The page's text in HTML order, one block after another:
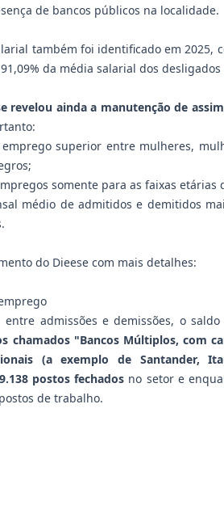
de bancos públicos na localidade.
também foi identificado em 2025,
da média salarial dos desligados
revelou ainda a manutenção de
superior entre mulheres,
somente para as faixas etárias
médio de admitidos e demitidos
do Dieese com mais detalhes:
entre admissões e demissões, o
chamados "Bancos Múltiplos, com
(a exemplo de Santander,
postos fechados no setor e
de trabalho.